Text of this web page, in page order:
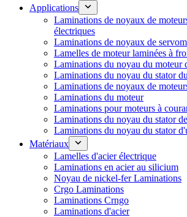
Applications
Laminations de noyaux de
électriques
Laminations de noyaux de
Lamelles de moteur laminées à
Laminations du noyau du moteur
Laminations du noyau du stator
Laminations de noyaux de
Laminations du moteur
Laminations pour moteurs à
Laminations du noyau du stator
Laminations du noyau du stator
Matériaux
Lamelles d'acier électrique
Laminations en acier au silicium
Noyau de nickel-fer Laminations
Crgo Laminations
Laminations Crngo
Laminations d'acier